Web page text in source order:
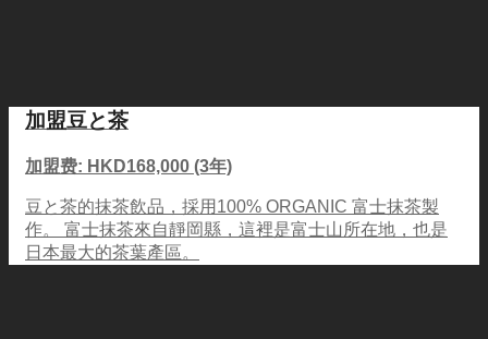
加盟豆と茶
加盟费: HKD168,000 (3年)
豆と茶的抹茶飲品，採用100% ORGANIC 富士抹茶製
作。 富士抹茶來自靜岡縣，這裡是富士山所在地，也是
日本最大的茶葉產區。